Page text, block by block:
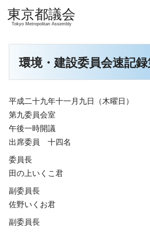
Tokyo Metropolitan Assembly
環境・建設委員会速記
平成二十九年十一月九日（木曜日）
第九委員会室
午後一時開議
出席委員 十四名
委員長
田の上いくこ君
副委員長
佐野いくお君
副委員長